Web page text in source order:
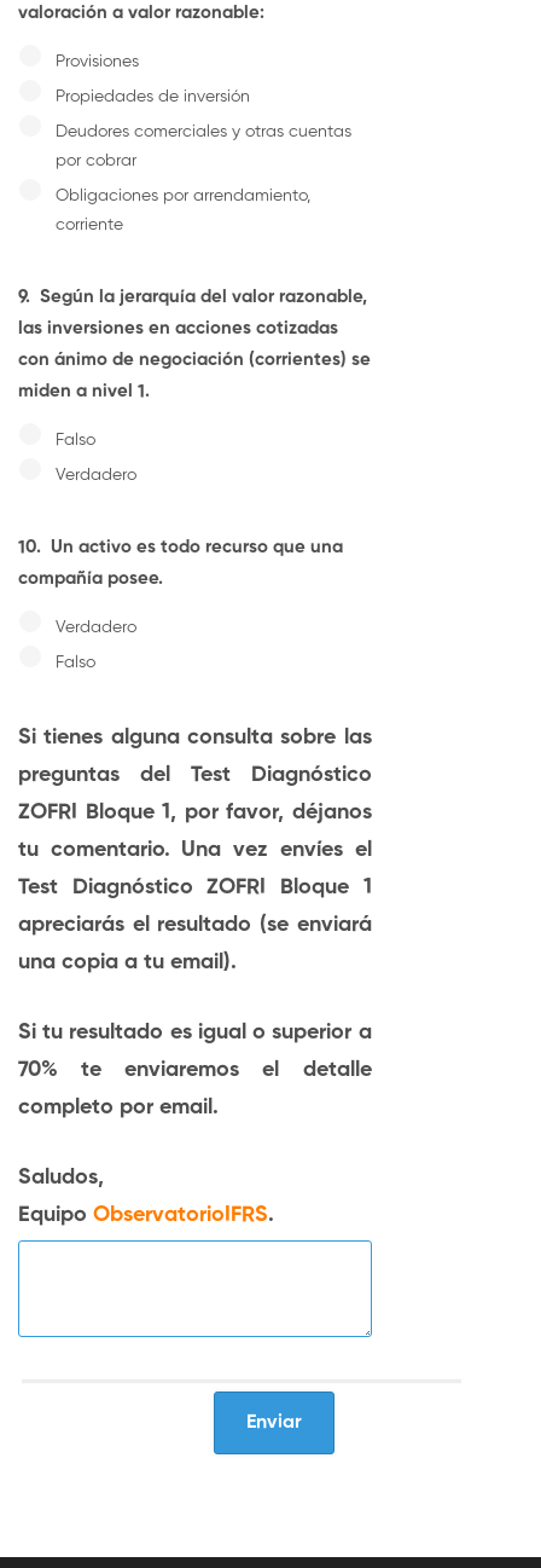
valoración a valor razonable:
Provisiones
Propiedades de inversión
Deudores comerciales y otras cuentas
por cobrar
Obligaciones por arrendamiento,
corriente
9. Según la jerarquía del valor razonable,
las inversiones en acciones cotizadas
con ánimo de negociación (corrientes) se
miden a nivel 1.
Falso
Verdadero
10. Un activo es todo recurso que una
compañía posee.
Verdadero
Falso
Si tienes alguna consulta sobre las
preguntas del Test Diagnóstico
ZOFRI Bloque 1, por favor, déjanos
tu comentario. Una vez envíes el
Test Diagnóstico ZOFRI Bloque 1
apreciarás el resultado (se enviará
una copia a tu email).
Si tu resultado es igual o superior a
70% te enviaremos el detalle
completo por email.
Saludos,
Equipo ObservatorioIFRS.